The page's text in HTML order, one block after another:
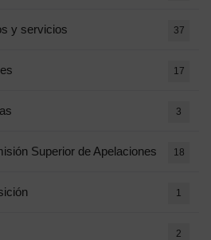
y servicios 37
17
3
Superior de Apelaciones 18
1
2